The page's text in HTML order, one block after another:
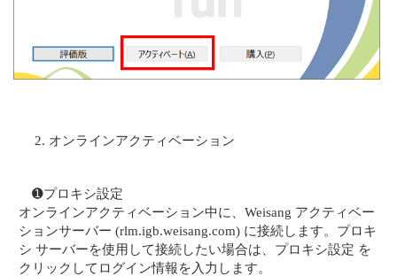
オンラインアクティベーション
➊プロキシ設定
オンラインアクティベーション中に、Weisang アクティベー
ションサーバー (rlm.igb.weisang.com) に接続します。プロキ
シ サーバーを使用して接続したい場合は、プロキシ設定 を
クリックしてログイン情報を入力します。